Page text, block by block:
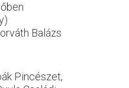
Balázs
Pincészet,